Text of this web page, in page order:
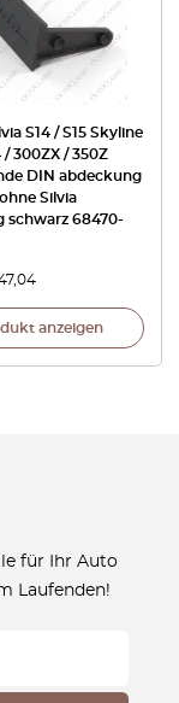
S14 / S15 Skyline
/ 300ZX / 350Z
DIN abdeckung
Silvia
schwarz 68470-
anzeigen
für Ihr Auto
Laufenden!